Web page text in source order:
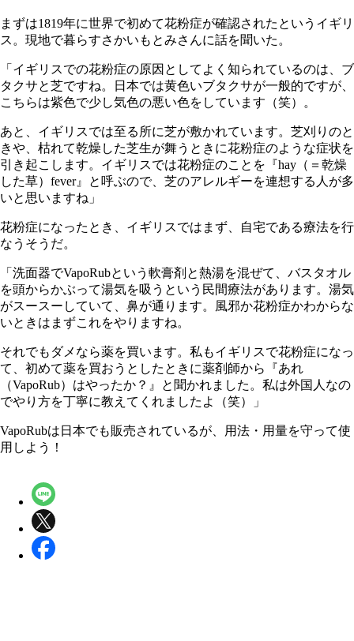
まずは1819年に世界で初めて花粉症が確認されたというイギリ
ス。現地で暮らすさかいもとみさんに話を聞いた。
「イギリスでの花粉症の原因としてよく知られているのは、ブ
タクサと芝ですね。日本では黄色いブタクサが一般的ですが、
こちらは紫色で少し気色の悪い色をしています（笑）。
あと、イギリスでは至る所に芝が敷かれています。芝刈りのと
きや、枯れて乾燥した芝生が舞うときに花粉症のような症状を
引き起こします。イギリスでは花粉症のことを『hay（＝乾燥
した草）fever』と呼ぶので、芝のアレルギーを連想する人が多
いと思いますね」
花粉症になったとき、イギリスではまず、自宅である療法を行
なうそうだ。
「洗面器でVapoRubという軟膏剤と熱湯を混ぜて、バスタオル
を頭からかぶって湯気を吸うという民間療法があります。湯気
がスースーしていて、鼻が通ります。風邪か花粉症かわからな
いときはまずこれをやりますね。
それでもダメなら薬を買います。私もイギリスで花粉症になっ
て、初めて薬を買おうとしたときに薬剤師から『あれ
（VapoRub）はやったか？』と聞かれました。私は外国人なの
でやり方を丁寧に教えてくれましたよ（笑）」
VapoRubは日本でも販売されているが、用法・用量を守って使
用しよう！